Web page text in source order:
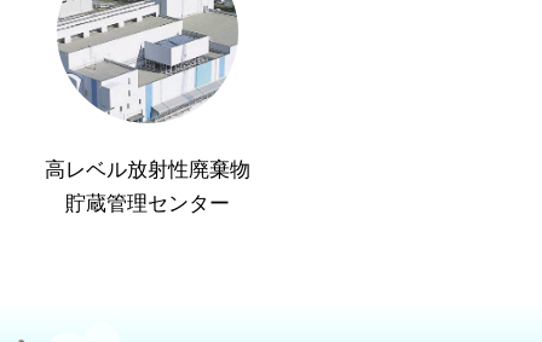
高レベル放射性廃棄物
貯蔵管理センター